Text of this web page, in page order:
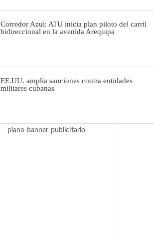
Corredor Azul: ATU inicia plan piloto del carril
bidireccional en la avenida Arequipa
EE.UU. amplía sanciones contra entidades
militares cubanas